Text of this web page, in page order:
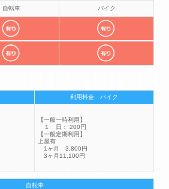
自転車 バイク
利用料金 バイク
【一般一時利用】
１ 日： 200円
【一般定期利用】
上屋有
1ヶ月 3,800円
3ヶ月11,100円
自転車